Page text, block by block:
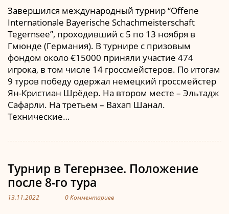
Завершился международный турнир “Offene
Internationale Bayerische Schachmeisterschaft
Tegernsee”, проходивший с 5 по 13 ноября в
Гмюнде (Германия). В турнире с призовым
фондом около €15000 приняли участие 474
игрока, в том числе 14 гроссмейстеров. По итогам
9 туров победу одержал немецкий гроссмейстер
Ян-Кристиан Шрёдер. На втором месте – Эльтадж
Сафарли. На третьем – Вахап Шанал.
Технические…
Турнир в Тегернзее. Положение
после 8-го тура
13.11.2022 0 Комментариев